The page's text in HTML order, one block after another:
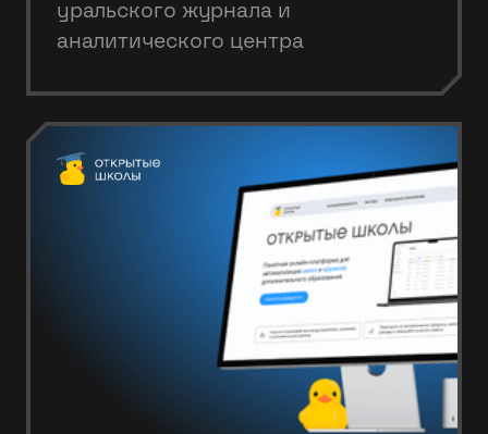
уральского журнала и
аналитического центра